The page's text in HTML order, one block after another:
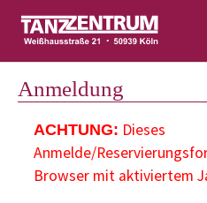
Anmeldung
ACHTUNG: Dieses
Anmelde/
Browser mit aktiviertem